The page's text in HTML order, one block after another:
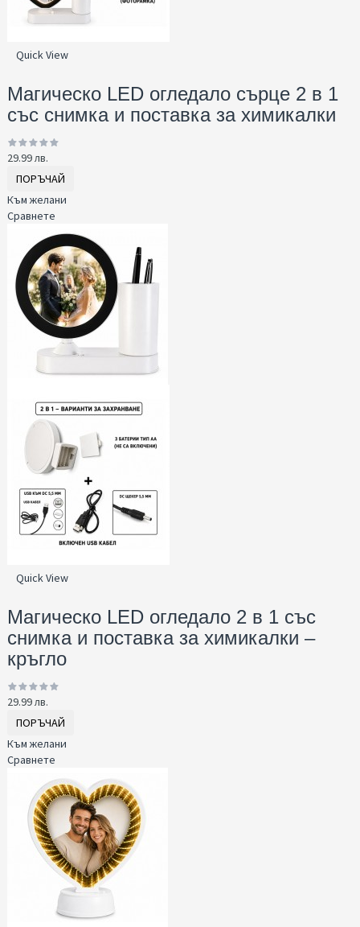
Quick View
Магическо LED огледало сърце 2 в 1
със снимка и поставка за химикалки
29.99 лв.
ПОРЪЧАЙ
Към желани
Сравнете
Quick View
Магическо LED огледало 2 в 1 със
снимка и поставка за химикалки –
кръгло
29.99 лв.
ПОРЪЧАЙ
Към желани
Сравнете